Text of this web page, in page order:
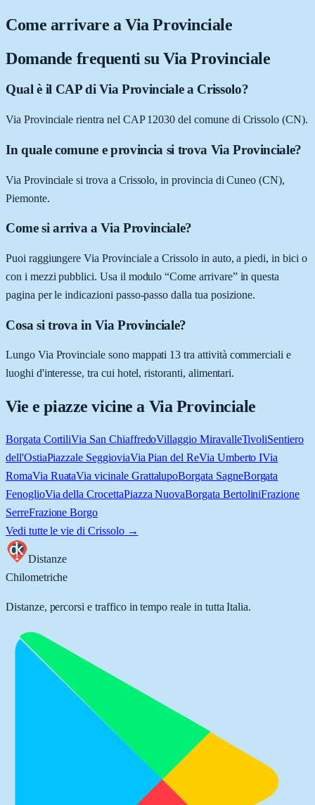
Come arrivare aVia Provinciale
Domande frequenti su Via Provinciale
Qual è il CAP di Via Provinciale a Crissolo?
Via Provinciale rientra nel CAP 12030 del comune di Crissolo (CN).
In quale comune e provincia si trova Via Provinciale?
Via Provinciale si trova a Crissolo, in provincia di Cuneo (CN),
Piemonte.
Come si arriva a Via Provinciale?
Puoi raggiungere Via Provinciale a Crissolo in auto, a piedi, in bici o
con i mezzi pubblici. Usa il modulo “Come arrivare” in questa
pagina per le indicazioni passo-passo dalla tua posizione.
Cosa si trova in Via Provinciale?
Lungo Via Provinciale sono mappati 13 tra attività commerciali e
luoghi d'interesse, tra cui hotel, ristoranti, alimentari.
Vie e piazze vicine a Via Provinciale
Borgata CortiliVia San ChiaffredoVillaggio MiravalleTivoliSentiero
dell'OstiaPiazzale SeggioviaVia Pian del ReVia Umberto IVia
RomaVia RuataVia vicinale GrattalupoBorgata SagneBorgata
FenoglioVia della CrocettaPiazza NuovaBorgata BertoliniFrazione
SerreFrazione Borgo
Vedi tutte le vie di Crissolo→
Distanze
Chilometriche
Distanze, percorsi e traffico in tempo reale in tutta Italia.